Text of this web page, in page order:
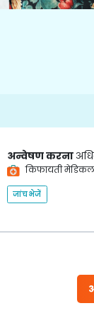
अन्वेषण करना
किफायती
जांच भेजें